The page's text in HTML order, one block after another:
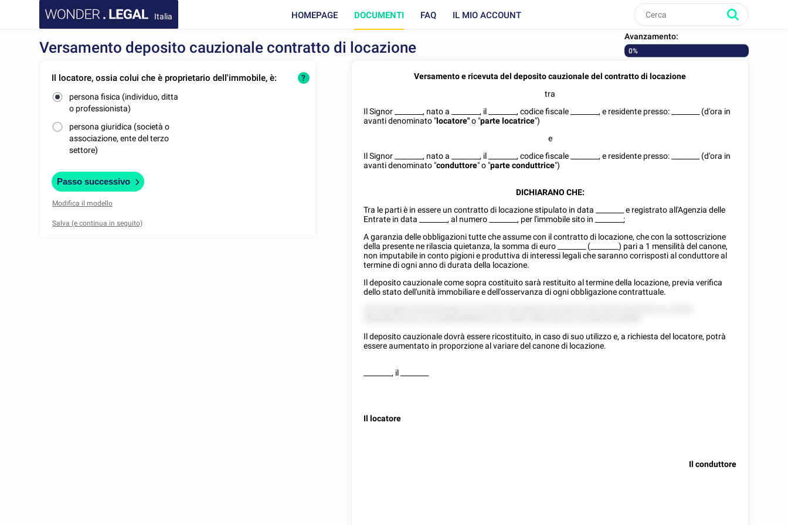
Italia HOMEPAGE DOCUMENTI FAQ IL MIO ACCOUNT
Versamento deposito cauzionale contratto di locazione
Avanzamento:
0%
Il locatore, ossia colui che è proprietario dell'immobile, è:
persona fisica (individuo, ditta
o professionista)
persona giuridica (società o
associazione, ente del terzo
settore)
?
Passo successivo
Modifica il modello
Versamento e ricevuta del deposito cauzionale del contratto di locazione
tra
Il Signor
, nato a , il , codice fiscale , e residente presso:
(d'ora in
avanti denominato "locatore"o "parte locatrice")
e
Il Signor
, nato a , il , codice fiscale , e residente presso:
(d'ora in
avanti denominato "conduttore" o "parte conduttrice")
DICHIARANO CHE:
Tra le parti è in essere un contratto di locazione stipulato in data
e registrato all'Agenzia delle
Entrate in data
, al numero , per l'immobile sito in ________;
A garanzia delle obbligazioni tutte che assume con il contratto di locazione, che con la sottoscrizione
della presente ne rilascia quietanza, la somma di euro
(________) pari a 1 mensilità del canone,
non imputabile in conto pigioni e produttiva di interessi legali che saranno corrisposti al conduttore al
termine di ogni anno di durata della locazione.
Il deposito cauzionale come sopra costituito sarà restituito al termine della locazione, previa verifica
dello stato dell'unità immobiliare e dell'osservanza di ogni obbligazione contrattuale.
Il deposito cauzionale dovrà essere ricostituito, in caso di suo utilizzo e, a richiesta del locatore, potrà
essere aumentato in proporzione al variare del canone di locazione.
, il
Il locatore
Il conduttore